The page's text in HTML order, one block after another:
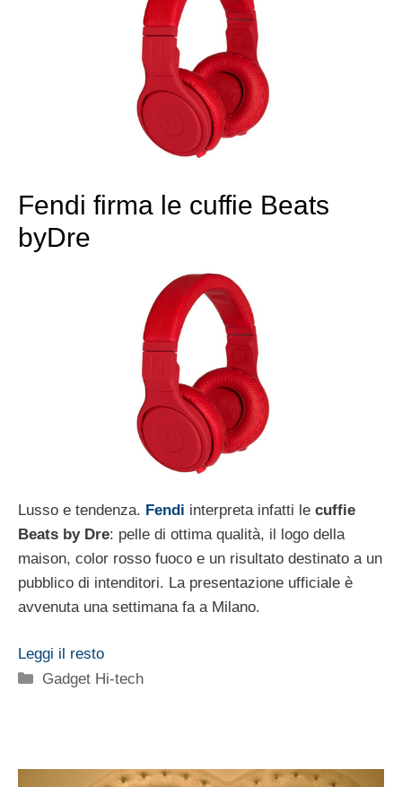
Fendi firma le cuffie Beats
byDre
Lusso e tendenza. Fendi interpreta infatti le cuffie
Beats by Dre: pelle di ottima qualità, il logo della
maison, color rosso fuoco e un risultato destinato a un
pubblico di intenditori. La presentazione ufficiale è
avvenuta una settimana fa a Milano.
Leggi il resto
Categorie
Gadget Hi-tech